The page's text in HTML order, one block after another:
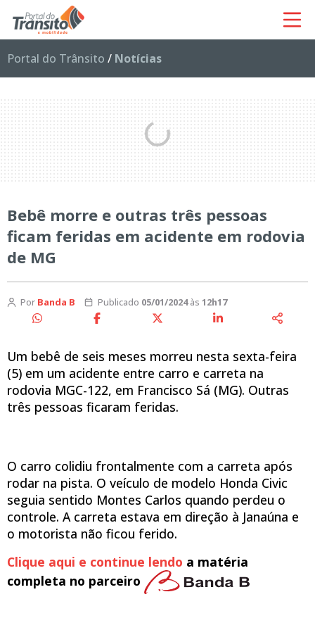
Portal do Trânsito / Notícias
Bebê morre e outras três pessoas
ficam feridas em acidente em rodovia
de MG
Por Banda B Publicado 05/01/2024às 12h17
Um bebê de seis meses morreu nesta sexta-feira
(5) em um acidente entre carro e carreta na
rodovia MGC-122, em Francisco Sá (MG). Outras
três pessoas ficaram feridas.
O carro colidiu frontalmente com a carreta após
rodar na pista. O veículo de modelo Honda Civic
seguia sentido Montes Carlos quando perdeu o
controle. A carreta estava em direção à Janaúna e
o motorista não ficou ferido.
Clique aqui e continue lendo a matéria
completa no parceiro